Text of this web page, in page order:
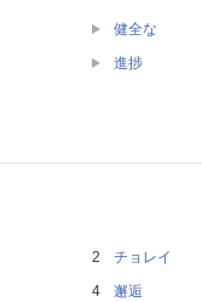
健全な
進捗
チョレイ
邂逅